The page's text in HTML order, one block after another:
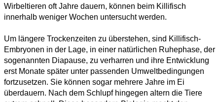
Alle
Kategorien
Naturwissenschaft
Wirbeltieren oft Jahre dauern, können beim Killifisch
innerhalb weniger Wochen untersucht werden.
Um längere Trockenzeiten zu überstehen, sind Killifisch-
Embryonen in der Lage, in einer natürlichen Ruhephase, der
sogenannten Diapause, zu verharren und ihre Entwicklung
erst Monate später unter passenden Umweltbedingungen
fortzusetzen. Sie können sogar mehrere Jahre im Ei
überdauern. Nach dem Schlupf hingegen altern die Tiere